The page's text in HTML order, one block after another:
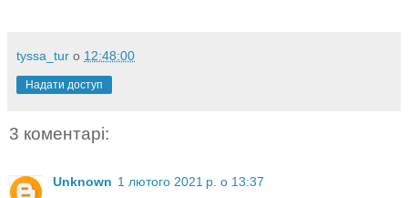
tyssa_tur о 12:48:00
Надати доступ
3 коментарі:
Unknown 1 лютого 2021 р. о 13:37